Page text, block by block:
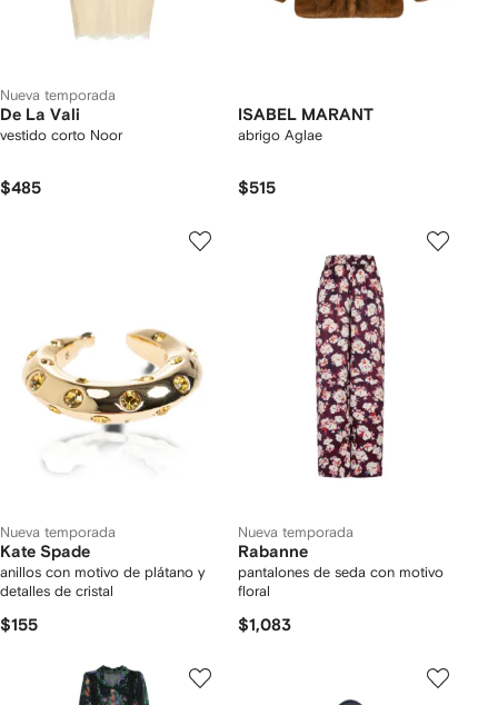
Nueva temporada
De La Vali
vestido corto Noor
$485
ISABEL MARANT
abrigo Aglae
$515
Nueva temporada
Kate Spade
anillos con motivo de plátano y
detalles de cristal
$155
Nueva temporada
Rabanne
pantalones de seda con motivo
floral
$1,083